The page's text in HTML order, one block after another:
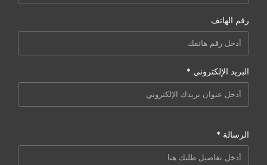
رقم الهاتف
البريد الإلكتروني *
الرسالة *